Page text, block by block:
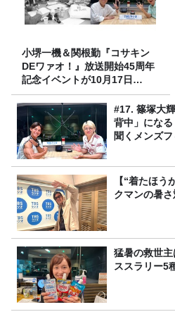
小堺一機＆関根勤『コサキン
DEワァオ！』放送開始45周年
記念イベントが10月17日
（土）に開催決定！本日より
FC先行受付スタート！#17. 篠塚大
背中」にな
聞くメンズ
【“着たほ
クマンの暑
猛暑の救世
ススラリー5